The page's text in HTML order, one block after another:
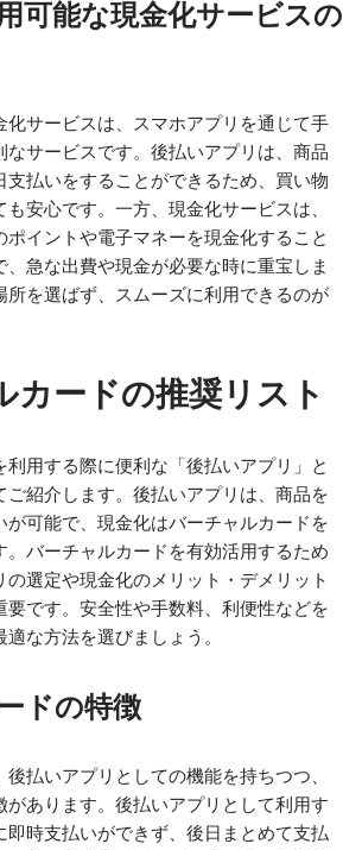
可能な現金化サービスの
化サービスは、スマホアプリを通じて手
なサービスです。後払いアプリは、商品
支払いをすることができるため、買い物
安心です。一方、現金化サービスは、
ポイントや電子マネーを現金化すること
、急な出費や現金が必要な時に重宝しま
所を選ばず、スムーズに利用できるのが
カードの推奨リスト
利用する際に便利な「後払いアプリ」と
ご紹介します。後払いアプリは、商品を
が可能で、現金化はバーチャルカードを
。バーチャルカードを有効活用するため
の選定や現金化のメリット・デメリット
要です。安全性や手数料、利便性などを
な方法を選びましょう。
ドの特徴
払いアプリとしての機能を持ちつつ、
があります。後払いアプリとして利用す
即時支払いができず、後日まとめて支払